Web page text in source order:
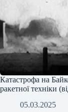
Катастрофа на
ракетної техніки
05.03.2025